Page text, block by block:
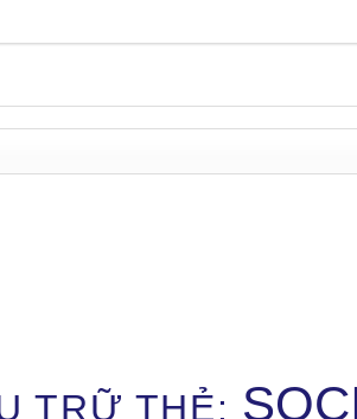
TRỮ THẺ: